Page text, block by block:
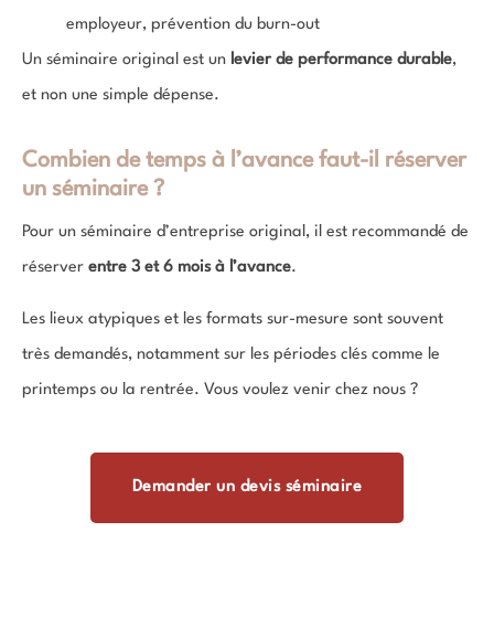
employeur, prévention du burn-out
Un séminaire original est un levier de performance durable,
et non une simple dépense.
Combien de temps à l’avance faut-il réserver
un séminaire ?
Pour un séminaire d’entreprise original, il est recommandé de
réserver entre 3 et 6 mois à l’avance.
Les lieux atypiques et les formats sur-mesure sont souvent
très demandés, notamment sur les périodes clés comme le
printemps ou la rentrée. Vous voulez venir chez nous ?
Demander un devis séminaire